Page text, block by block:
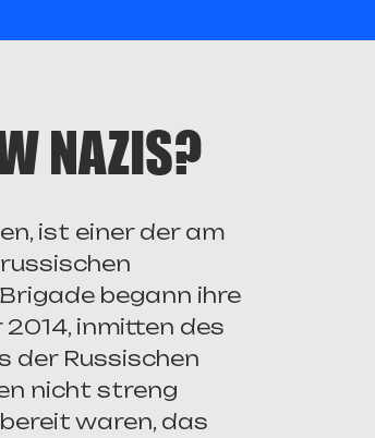
NAZIS?
ist einer der am
begann ihre
inmitten des
der Russischen
nicht streng
waren, das